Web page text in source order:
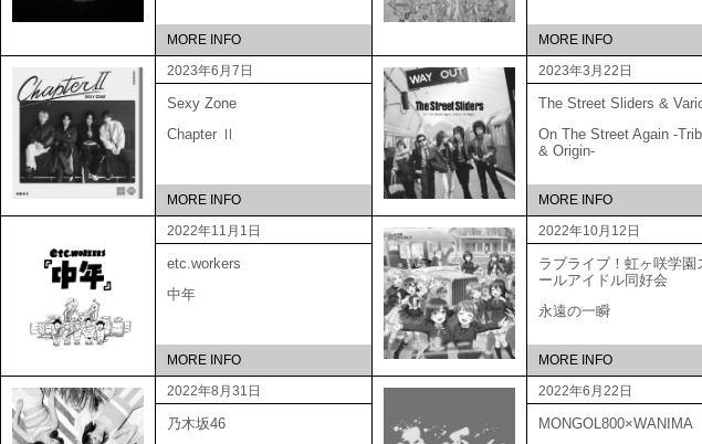
MORE INFO MORE INFO
2023年6月7日
Sexy Zone
Chapter Ⅱ
MORE INFO
2023年3月22日
The Street Sliders &
On The Street Again -
& Origin-
MORE INFO
2022年11月1日
etc.workers
中年
MORE INFO
2022年10月12日
ラブライブ！虹ヶ咲学園
ールアイドル同好会
永遠の一瞬
MORE INFO
2022年8月31日
乃木坂46
2022年6月22日
MONGOL800×WANIMA